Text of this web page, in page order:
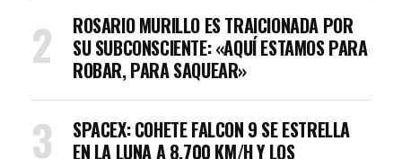
ROSARIO MURILLO ES TRAICIONADA POR
SU SUBCONSCIENTE: «AQUÍ ESTAMOS PARA
ROBAR, PARA SAQUEAR»
SPACEX: COHETE FALCON 9 SE ESTRELLA
EN LA LUNA A 8.700 KM/H Y LOS